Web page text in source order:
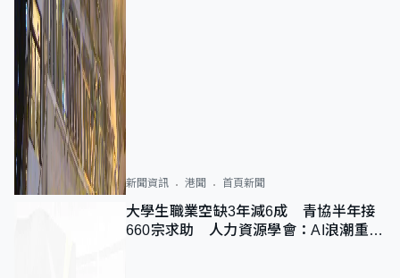
新聞資訊 港聞 首頁新聞
大學生職業空缺3年減6成 青協半年接
660宗求助 人力資源學會：AI浪潮重整